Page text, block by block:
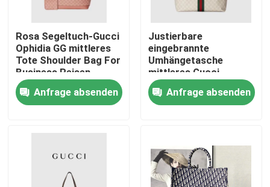
Haus
Videos
Rosa Segeltuch-Gucci
Ophidia GG mittleres
Tote Shoulder Bag For
Business Reisen
Anfrage absenden
Justierbare
eingebrannte
Umhängetasche
mittleres Gucci
Ophidia Tote White
For Woman
Anfrage absenden